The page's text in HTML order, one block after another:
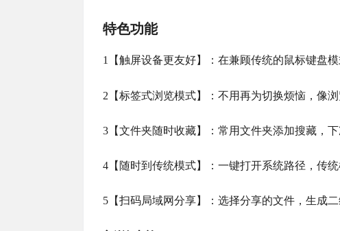
特色功能
1【触屏设备更友好】：在兼顾传统的鼠标键盘
2【标签式浏览模式】：不用再为切换烦恼，像
3【文件夹随时收藏】：常用文件夹添加搜藏，下
4【随时到传统模式】：一键打开系统路径，传统
5【扫码局域网分享】：选择分享的文件，生成